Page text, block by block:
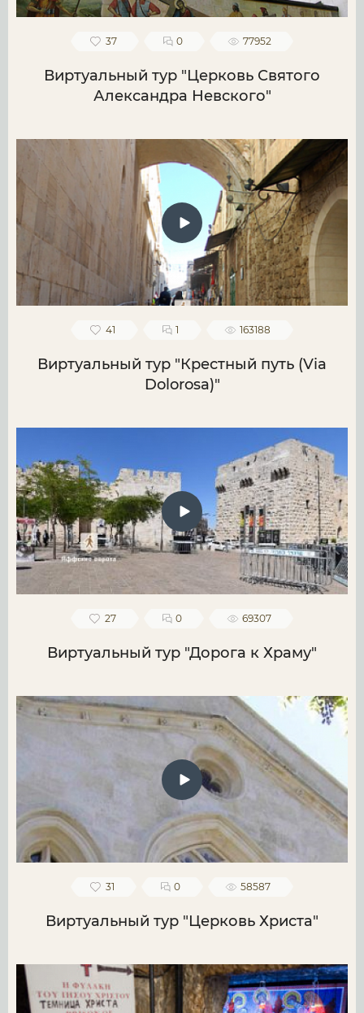
37 0 77952
Виртуальный тур "Церковь Святого
Александра Невского"
41 1 163188
Виртуальный тур "Крестный путь (Via
Dolorosa)"
27 0 69307
Виртуальный тур "Дорога к Храму"
31 0 58587
Виртуальный тур "Церковь Христа"